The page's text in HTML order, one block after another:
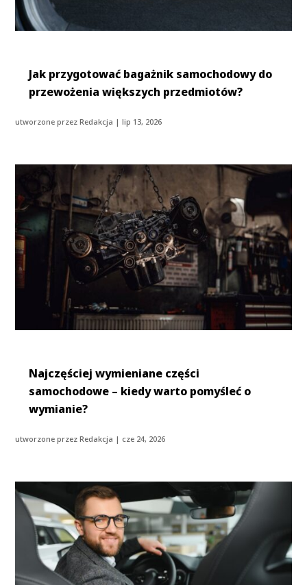
Jak przygotować bagażnik samochodowy do
przewożenia większych przedmiotów?
utworzone przezRedakcja |lip 13, 2026
Najczęściej wymieniane części
samochodowe – kiedy warto pomyśleć o
wymianie?
utworzone przezRedakcja | cze 24, 2026